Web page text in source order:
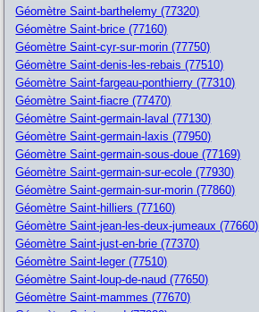
Géomètre Saint-barthelemy (77320)
Géomètre Saint-brice (77160)
Géomètre Saint-cyr-sur-morin (77750)
Géomètre Saint-denis-les-rebais (77510)
Géomètre Saint-fargeau-ponthierry (77310)
Géomètre Saint-fiacre (77470)
Géomètre Saint-germain-laval (77130)
Géomètre Saint-germain-laxis (77950)
Géomètre Saint-germain-sous-doue (77169)
Géomètre Saint-germain-sur-ecole (77930)
Géomètre Saint-germain-sur-morin (77860)
Géomètre Saint-hilliers (77160)
Géomètre Saint-jean-les-deux-jumeaux (77660)
Géomètre Saint-just-en-brie (77370)
Géomètre Saint-leger (77510)
Géomètre Saint-loup-de-naud (77650)
Géomètre Saint-mammes (77670)